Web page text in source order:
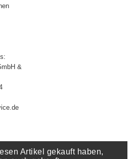
&
Artikel gekauft haben,